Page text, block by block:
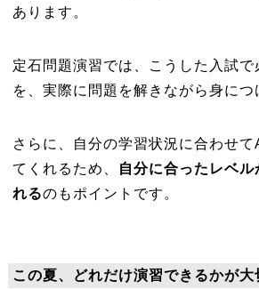
あります。
定石問題演習では、こうした入試
を、実際に問題を解きながら身につ
さらに、自分の学習状況に合わせ
てくれるため、
自分に合ったレベ
れるのもポイントです。
この夏、どれだけ演習できるかが大